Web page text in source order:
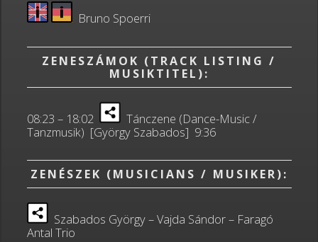
Bruno Spoerri
ZENESZÁMOK (TRACK LISTING /
MUSIKTITEL):
08:23 – 18:02
Tánczene (Dance-Music /
Tanzmusik) [György Szabados] 9:36
ZENÉSZEK (MUSICIANS / MUSIKER):
Szabados György – Vajda Sándor – Faragó
Antal Trio